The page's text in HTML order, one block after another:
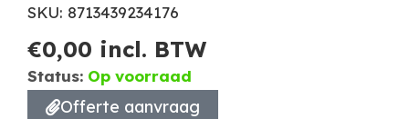
SKU: 8713439234176
€0,00 incl. BTW
Status: Op voorraad
Offerte aanvraag